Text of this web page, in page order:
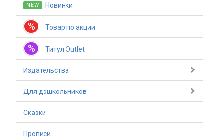
NEW Новинки
% Товар по акции
% Титул Outlet
Издательства
Для дошкольников
Сказки
Прописи